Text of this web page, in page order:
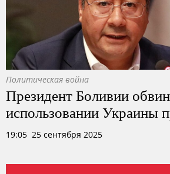
Политическая война
Президент Боливии
использовании Украины
19:05 25 сентября 2025